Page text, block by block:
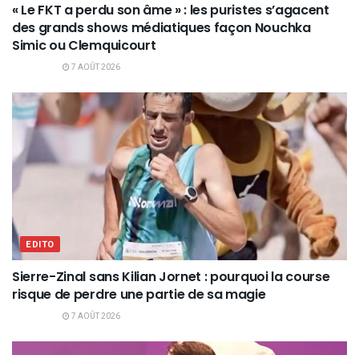
« Le FKT a perdu son âme » : les puristes s’agacent
des grands shows médiatiques façon Nouchka
Simic ou Clemquicourt
7 AOÛT 2026
EDITO
Sierre-Zinal sans Kilian Jornet : pourquoi la course
risque de perdre une partie de sa magie
7 AOÛT 2026